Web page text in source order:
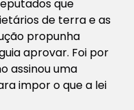
que
de terra e as
propunha
aprovar. Foi por
assinou uma
impor o que a lei